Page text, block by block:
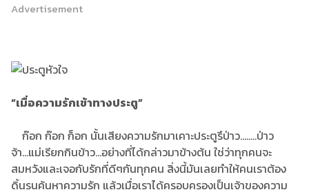
Advertisement
“เมื่อความรักเข้าทางประตู”
ก๊อก ก๊อก ก็อก นั้นเสียงความรักมาเคาะประตูรึป่าว........ป่าว
จ้า...แม่เรียกกินข้าว...อย่างที่ได้กล่าวมาข้างต้น ใช่ว่าทุกคนจะ
สมหวังและเจอกับรักที่ดีๆกันทุกคน สิ่งนี้มันเลยทำให้คนเราต้อง
ดิ้นรนค้นหาความรัก แล้วเมื่อเราได้ครอบครองเป็นเจ้าของความ